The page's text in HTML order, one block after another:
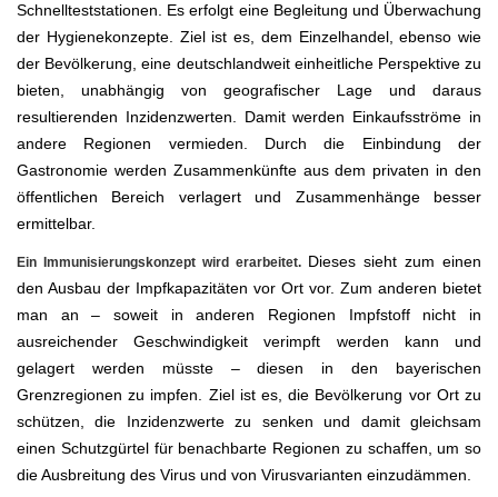
Schnellteststationen. Es erfolgt eine Begleitung und Überwachung
der Hygienekonzepte. Ziel ist es, dem Einzelhandel, ebenso wie
der Bevölkerung, eine deutschlandweit einheitliche Perspektive zu
bieten, unabhängig von geografischer Lage und daraus
resultierenden Inzidenzwerten. Damit werden Einkaufsströme in
andere Regionen vermieden. Durch die Einbindung der
Gastronomie werden Zusammenkünfte aus dem privaten in den
öffentlichen Bereich verlagert und Zusammenhänge besser
ermittelbar.
Ein Immunisierungskonzept wird erarbeitet.Dieses sieht zum einen
den Ausbau der Impfkapazitäten vor Ort vor. Zum anderen bietet
man an – soweit in anderen Regionen Impfstoff nicht in
ausreichender Geschwindigkeit verimpft werden kann und
gelagert werden müsste – diesen in den bayerischen
Grenzregionen zu impfen. Ziel ist es, die Bevölkerung vor Ort zu
schützen, die Inzidenzwerte zu senken und damit gleichsam
einen Schutzgürtel für benachbarte Regionen zu schaffen, um so
die Ausbreitung des Virus und von Virusvarianten einzudämmen.